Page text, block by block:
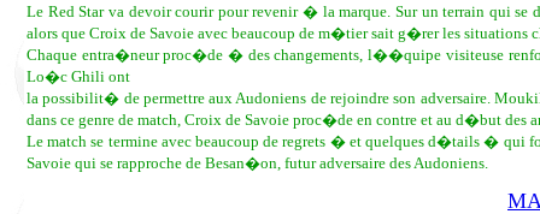
Le Red Star va devoir courir pour revenir � la marque. Sur un terrain qui
alors que Croix de Savoie avec beaucoup de m�tier sait g�rer les situations
Chaque entra�neur proc�de � des changements, l��quipe visiteuse
Lo�c Ghili ont
la possibilit� de permettre aux Audoniens de rejoindre son adversaire.
dans ce genre de match, Croix de Savoie proc�de en contre et au d�but
Le match se termine avec beaucoup de regrets � et quelques d�tails �
Savoie qui se rapproche de Besan�on, futur adversaire des Audoniens.